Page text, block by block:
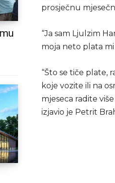
prosječnu
“Ja sam Ljulzim
moja neto plata mi
“Što se tiče plate,
koje vozite ili na
mjeseca radite
izjavio je Petrit